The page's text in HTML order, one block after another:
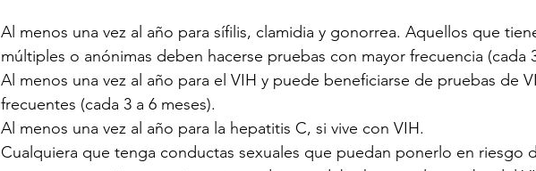
Al menos una vez al año para sífilis, clamidia y gonorrea. Aquellos que
múltiples o anónimas deben hacerse pruebas con mayor frecuencia (cada
Al menos una vez al año para el VIH y puede beneficiarse de pruebas de
frecuentes (cada 3 a 6 meses).
Al menos una vez al año para la hepatitis C, si vive con VIH.
Cualquiera que tenga conductas sexuales que puedan ponerlo en riesgo